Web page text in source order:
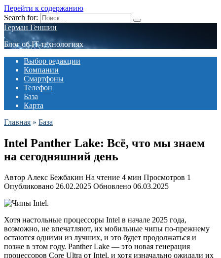
Перейти к содержанию
Search for:
Герман Геншин
Блог об IT-технологиях
Выбор редакции
Компании
Смартфоны
Телефон
База
Карта
Главная » База
Intel Panther Lake: Всё, что мы знаем
на сегодняшний день
Автор Алекс Бежбакин На чтение 4 мин Просмотров 1
Опубликовано 26.02.2025 Обновлено 06.03.2025
Хотя настольные процессоры Intel в начале 2025 года,
возможно, не впечатляют, их мобильные чипы по-прежнему
остаются одними из лучших, и это будет продолжаться и
позже в этом году. Panther Lake — это новая генерация
процессоров Core Ultra от Intel, и хотя изначально ожидали их